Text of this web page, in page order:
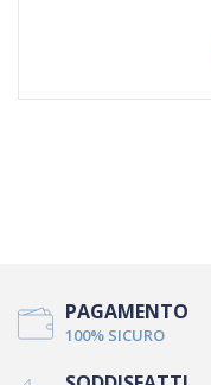
PAGAMENTO
100% SICURO